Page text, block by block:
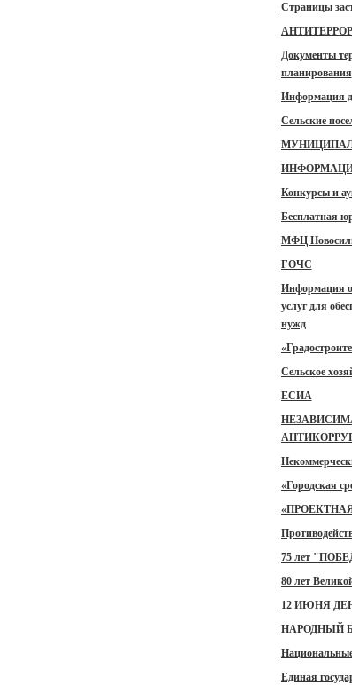
Страницы
АНТИТЕРРОР
Документы
планирования
Информация
Сельские
Конкурсы и
Бесплатная
МФЦ
ГОЧС
Информация о
услуг для
нужд
Сельское
ЕСИА
«Городская
75 лет
80 лет
12 ИЮНЯ
НАРОДНЫЙ
Единая